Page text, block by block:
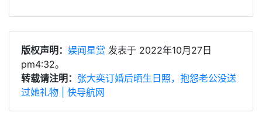
版权声明： 娱闻星赏 发表于 2022年10月27日
pm4:32。
转载请注明： 张大奕订婚后晒生日照，抱怨老公没送
过她礼物 | 快导航网